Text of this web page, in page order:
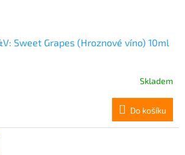
Sweet Grapes (Hroznové víno) 10ml
Skladem
Do košíku